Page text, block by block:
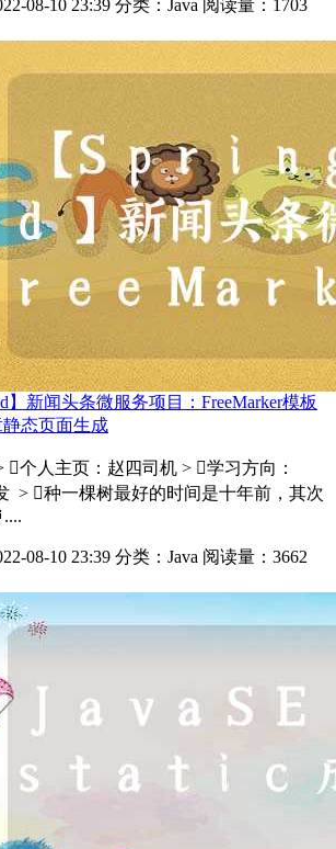
08-10 23:39 分类：Java 阅读量：1703
】新闻头条微服务项目：FreeMarker模板
态页面生成
个人主页：赵四司机 > 学习方向：
> 种一棵树最好的时间是十年前，其次
08-10 23:39 分类：Java 阅读量：3662